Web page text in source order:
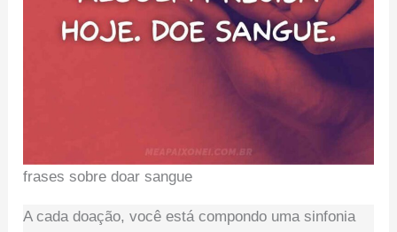
frases sobre doar sangue
A cada doação, você está compondo uma sinfonia